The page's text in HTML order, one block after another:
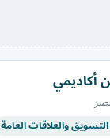
أكاديمي
والعلاقات العامة